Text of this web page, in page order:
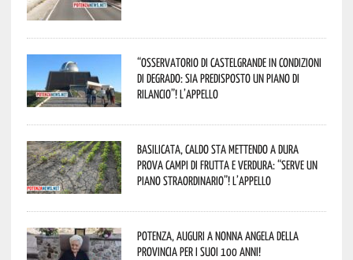
“Osservatorio di Castelgrande in condizioni
di degrado: sia predisposto un piano di
rilancio”! L’appello
Basilicata, caldo sta mettendo a dura
prova campi di frutta e verdura: “Serve un
piano straordinario”! L’appello
Potenza, auguri a nonna Angela della
provincia per i suoi 100 anni!